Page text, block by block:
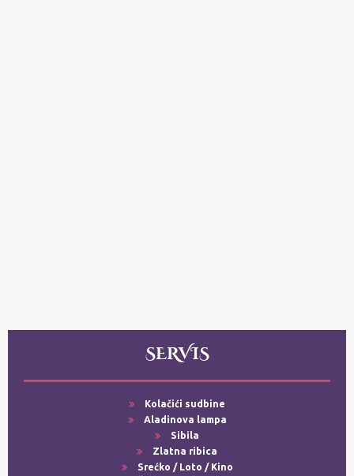
SERVIS
Kolačići sudbine
Aladinova lampa
Sibila
Zlatna ribica
Srećko / Loto / Kino